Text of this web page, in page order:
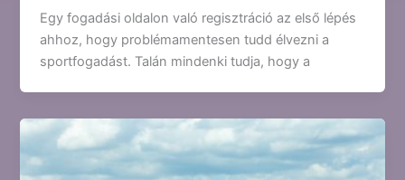
Egy fogadási oldalon való regisztráció az első lépés
ahhoz, hogy problémamentesen tudd élvezni a
sportfogadást. Talán mindenki tudja, hogy a